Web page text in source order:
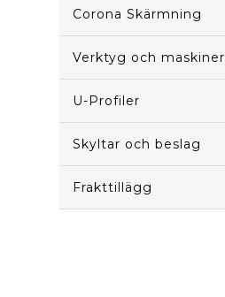
Corona Skärmning
Verktyg och maskiner
U-Profiler
Skyltar och beslag
Frakttillägg